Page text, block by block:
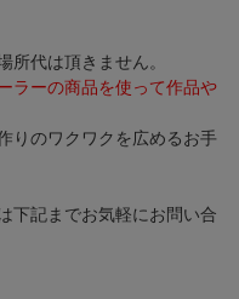
所代は頂きません。
ラーの商品を使って作品や
りのワクワクを広めるお手
下記までお気軽にお問い合